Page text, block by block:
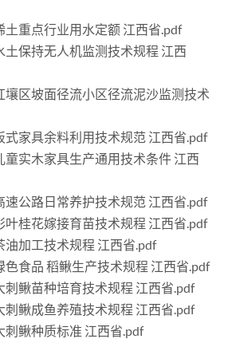
土重点行业用水定额 江西省.pdf
土保持无人机监测技术规程 江西
壤区坡面径流小区径流泥沙监测技术
式家具余料利用技术规范 江西省.pdf
童实木家具生产通用技术条件 江西
速公路日常养护技术规范 江西省.pdf
叶桂花嫁接育苗技术规程 江西省.pdf
油加工技术规程 江西省.pdf
色食品 稻鳅生产技术规程 江西省.pdf
刺鳅苗种培育技术规程 江西省.pdf
刺鳅成鱼养殖技术规程 江西省.pdf
刺鳅种质标准 江西省.pdf